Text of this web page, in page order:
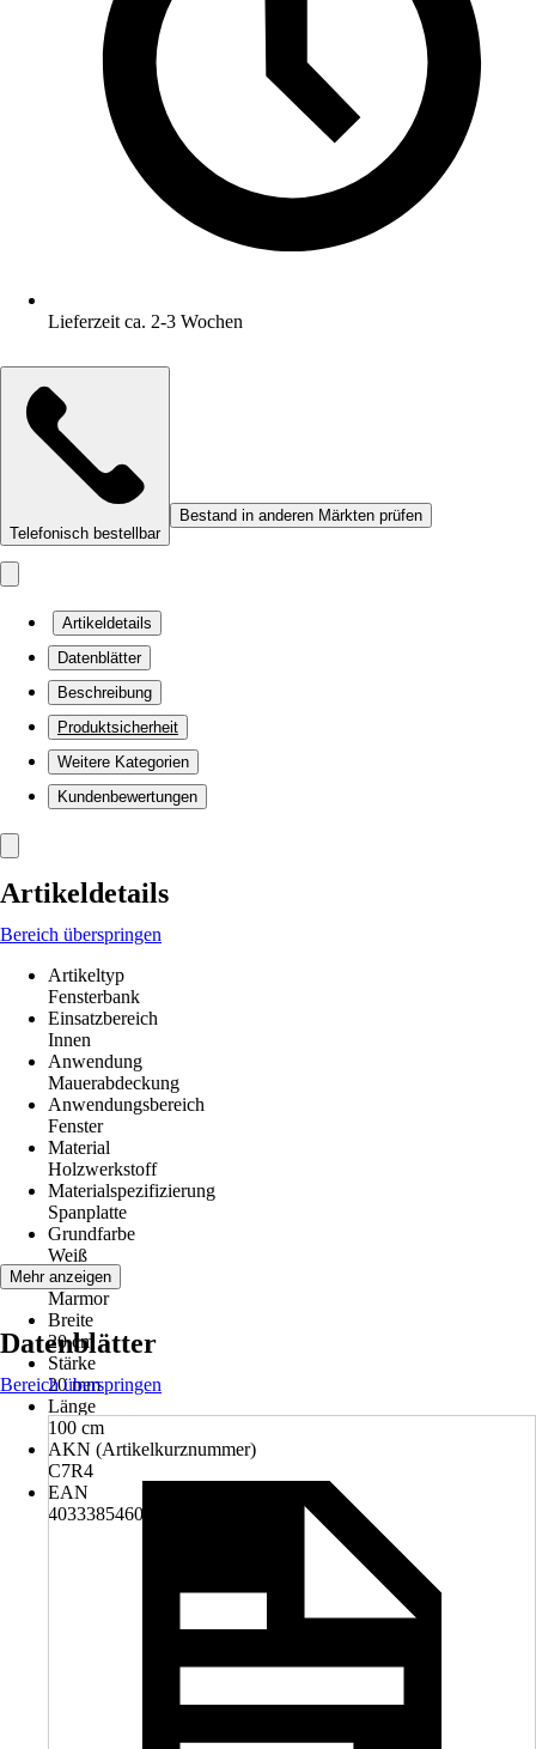
Lieferzeit ca. 2-3 Wochen
Telefonisch bestellbar
Bestand in anderen Märkten prüfen
Artikeldetails
Datenblätter
Beschreibung
Produktsicherheit
Weitere Kategorien
Kundenbewertungen
Artikeldetails
Bereich überspringen
Artikeltyp
Fensterbank
Einsatzbereich
Innen
Anwendung
Mauerabdeckung
Anwendungsbereich
Fenster
Material
Holzwerkstoff
Materialspezifizierung
Spanplatte
Grundfarbe
Weiß
Farbton
Marmor
Breite
20 cm
Stärke
20 mm
Länge
100 cm
AKN (Artikelkurznummer)
C7R4
EAN
4033385460288
Mehr anzeigen
Datenblätter
Bereich überspringen